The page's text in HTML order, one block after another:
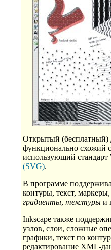
Открытый (бесплатный)
функционально схожий
использующий
(SVG).
В программе
контуры, текст,
градиенты, текстуры и
Inkscape также
узлов, слои, сложные
графики, текст по
редактирование XML-